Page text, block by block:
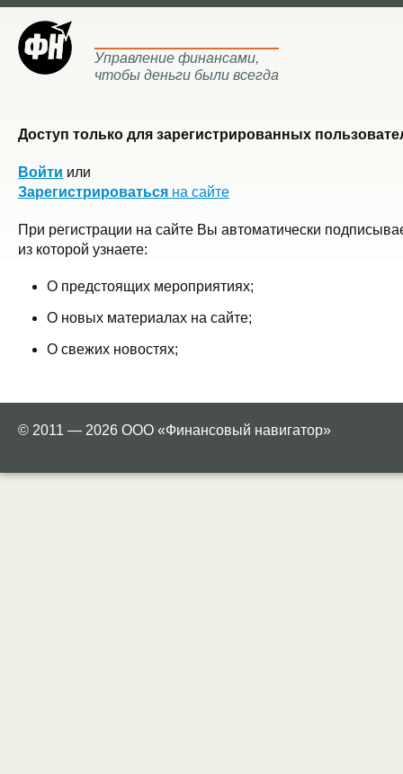
Управление финансами,
чтобы деньги были всегда
Доступ только для зарегистрированных
Войти или
Зарегистрироваться на сайте
При регистрации на сайте Вы автоматически
из которой узнаете:
О предстоящих мероприятиях;
О новых материалах на сайте;
О свежих новостях;
© 2011 — 2026 ООО «Финансовый навигатор»